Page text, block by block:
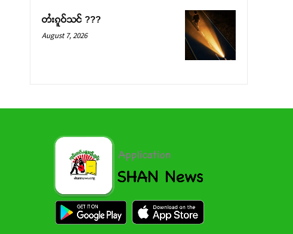
တႆးၵူဝ်သင် ???
August 7, 2026